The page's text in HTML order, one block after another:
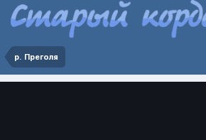
р. Преголя